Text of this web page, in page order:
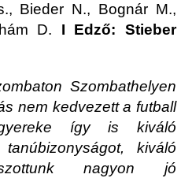
Bieder N., Bognár M.,
D. I Edző: Stieber
Szombathelyen
nem kedvezett a futball
így is kiváló
kiváló
nagyon jó